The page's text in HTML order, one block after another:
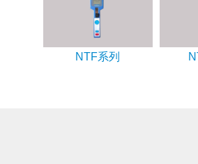
NTF系列